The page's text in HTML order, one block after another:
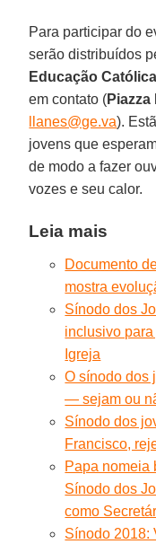
Para participar do
serão distribuídos
Educação Católica
em contato (Piazza
llanes@ge.va).
jovens que
de modo a fazer
vozes e seu calor.
Leia mais
Documento
mostra
Sínodo dos
inclusivo
Igreja
O sínodo dos
— sejam ou
Sínodo dos
Francisco,
Papa nomeia
Sínodo dos
como
Sínodo 2018: